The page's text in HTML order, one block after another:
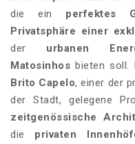
die ein perfektes
Privatsphäre einer
der urbanen
Matosinhos bieten soll.
Brito Capelo, einer der
der Stadt, gelegene
zeitgenössische
die privaten